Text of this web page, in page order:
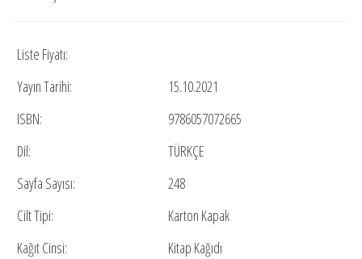
Liste Fiyatı:
Yayın Tarihi:
15.10.2021
ISBN:
9786057072665
Dil:
TÜRKÇE
Sayfa Sayısı:
248
Cilt Tipi:
Karton Kapak
Kağıt Cinsi:
Kitap Kağıdı